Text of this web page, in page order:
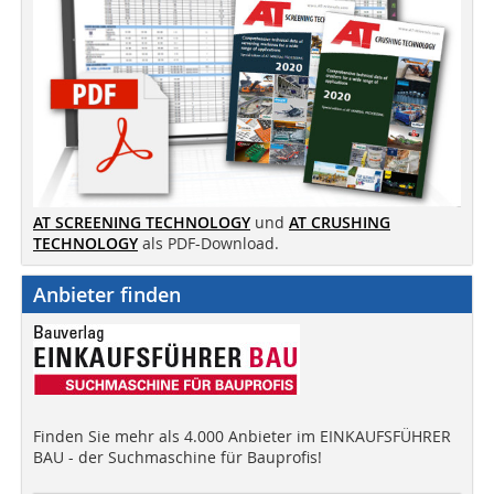
AT SCREENING TECHNOLOGY und AT CRUSHING
TECHNOLOGY als PDF-Download.
Anbieter finden
Finden Sie mehr als 4.000 Anbieter im EINKAUFSFÜHRER
BAU - der Suchmaschine für Bauprofis!